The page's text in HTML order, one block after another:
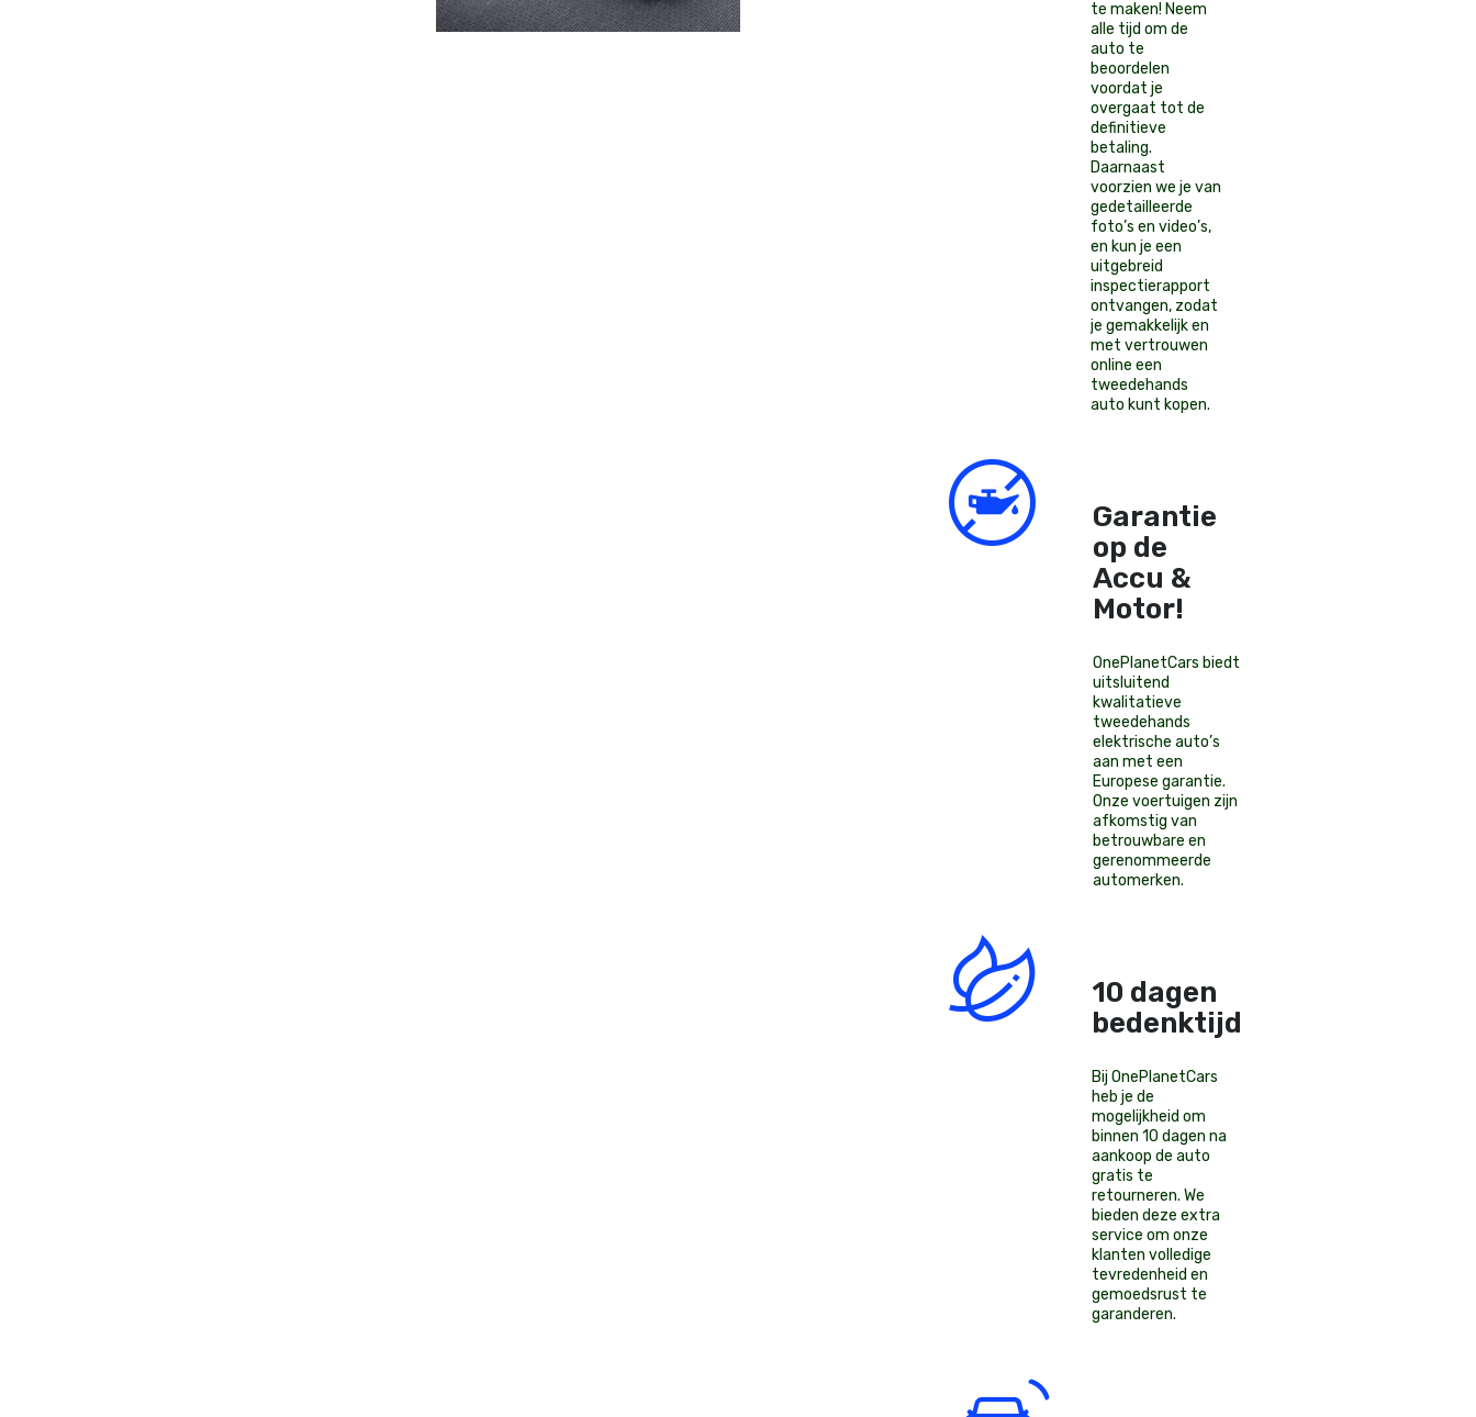
te maken! Neem
alle tijd om de
auto te
beoordelen
voordat je
overgaat tot de
definitieve
betaling.
Daarnaast
voorzien we je van
gedetailleerde
foto’s en video’s,
en kun je een
uitgebreid
inspectierapport
ontvangen, zodat
je gemakkelijk en
met vertrouwen
online een
tweedehands
auto kunt kopen.
Garantie
op de
Accu &
Motor!
OnePlanetCars biedt
uitsluitend
kwalitatieve
tweedehands
elektrische auto’s
aan met een
Europese garantie.
Onze voertuigen zijn
afkomstig van
betrouwbare en
gerenommeerde
automerken.
10 dagen
bedenktijd!
Bij OnePlanetCars
heb je de
mogelijkheid om
binnen 10 dagen na
aankoop de auto
gratis te
retourneren. We
bieden deze extra
service om onze
klanten volledige
tevredenheid en
gemoedsrust te
garanderen.